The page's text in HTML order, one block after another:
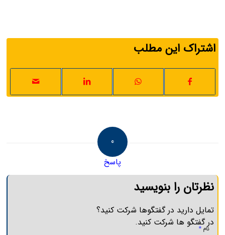
اشتراک این مطلب
0
پاسخ
نظرتان را بنویسید
تمایل دارید در گفتگوها شرکت کنید؟
در گفتگو ها شرکت کنید.
نام*